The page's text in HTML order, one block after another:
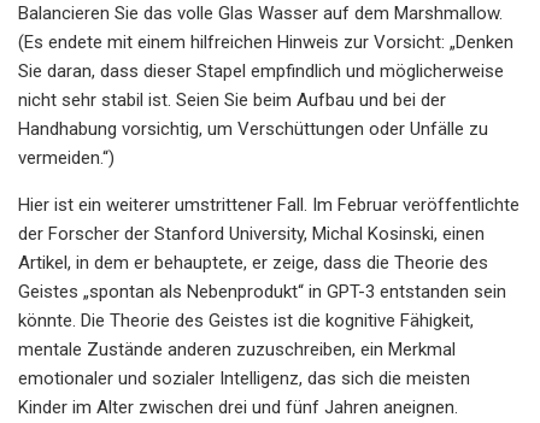
Balancieren Sie das volle Glas Wasser auf dem Marshmallow.
(Es endete mit einem hilfreichen Hinweis zur Vorsicht: „Denken
Sie daran, dass dieser Stapel empfindlich und möglicherweise
nicht sehr stabil ist. Seien Sie beim Aufbau und bei der
Handhabung vorsichtig, um Verschüttungen oder Unfälle zu
vermeiden.“)
Hier ist ein weiterer umstrittener Fall. Im Februar veröffentlichte
der Forscher der Stanford University, Michal Kosinski, einen
Artikel, in dem er behauptete, er zeige, dass die Theorie des
Geistes „spontan als Nebenprodukt“ in GPT-3 entstanden sein
könnte. Die Theorie des Geistes ist die kognitive Fähigkeit,
mentale Zustände anderen zuzuschreiben, ein Merkmal
emotionaler und sozialer Intelligenz, das sich die meisten
Kinder im Alter zwischen drei und fünf Jahren aneignen.